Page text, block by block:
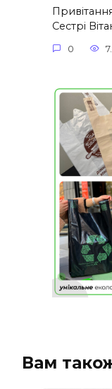
Сестрі
0
Вам